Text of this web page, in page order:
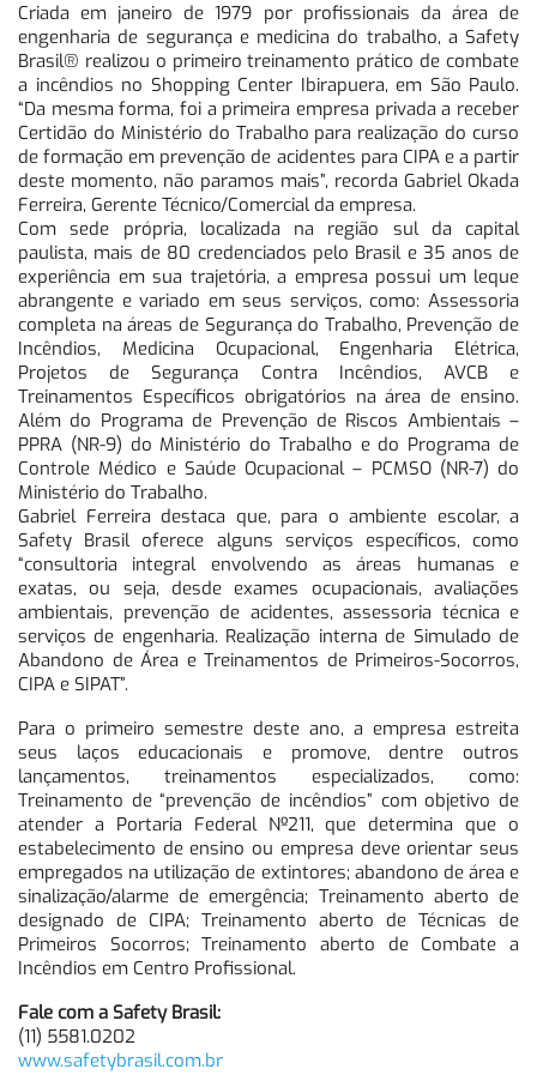
Criada em janeiro de 1979 por profissionais da área de
engenharia de segurança e medicina do trabalho, a Safety
Brasil® realizou o primeiro treinamento prático de combate
a incêndios no Shopping Center Ibirapuera, em São Paulo.
“Da mesma forma, foi a primeira empresa privada a receber
Certidão do Ministério do Trabalho para realização do curso
de formação em prevenção de acidentes para CIPA e a partir
deste momento, não paramos mais”, recorda Gabriel Okada
Ferreira, Gerente Técnico/Comercial da empresa.
Com sede própria, localizada na região sul da capital
paulista, mais de 80 credenciados pelo Brasil e 35 anos de
experiência em sua trajetória, a empresa possui um leque
abrangente e variado em seus serviços, como: Assessoria
completa na áreas de Segurança do Trabalho, Prevenção de
Incêndios, Medicina Ocupacional, Engenharia Elétrica,
Projetos de Segurança Contra Incêndios, AVCB e
Treinamentos Específicos obrigatórios na área de ensino.
Além do Programa de Prevenção de Riscos Ambientais –
PPRA (NR-9) do Ministério do Trabalho e do Programa de
Controle Médico e Saúde Ocupacional – PCMSO (NR-7) do
Ministério do Trabalho.
Gabriel Ferreira destaca que, para o ambiente escolar, a
Safety Brasil oferece alguns serviços específicos, como
“consultoria integral envolvendo as áreas humanas e
exatas, ou seja, desde exames ocupacionais, avaliações
ambientais, prevenção de acidentes, assessoria técnica e
serviços de engenharia. Realização interna de Simulado de
Abandono de Área e Treinamentos de Primeiros-Socorros,
CIPA e SIPAT”.
Para o primeiro semestre deste ano, a empresa estreita
seus laços educacionais e promove, dentre outros
lançamentos, treinamentos especializados, como:
Treinamento de “prevenção de incêndios” com objetivo de
atender a Portaria Federal Nº211, que determina que o
estabelecimento de ensino ou empresa deve orientar seus
empregados na utilização de extintores; abandono de área e
sinalização/alarme de emergência; Treinamento aberto de
designado de CIPA; Treinamento aberto de Técnicas de
Primeiros Socorros; Treinamento aberto de Combate a
Incêndios em Centro Profissional.
Fale com a Safety Brasil:
(11) 5581.0202
www.safetybrasil.com.br